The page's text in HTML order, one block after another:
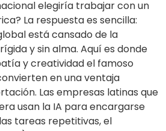
elegiría trabajar con un
La respuesta es sencilla:
está cansado de la
y sin alma. Aquí es donde
y creatividad el famoso
en una ventaja
Las empresas latinas que
usan la IA para encargarse
tareas repetitivas, el